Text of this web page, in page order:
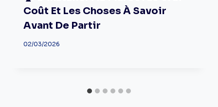
Coût Et Les Choses À Savoir
Avant De Partir
02/03/2026